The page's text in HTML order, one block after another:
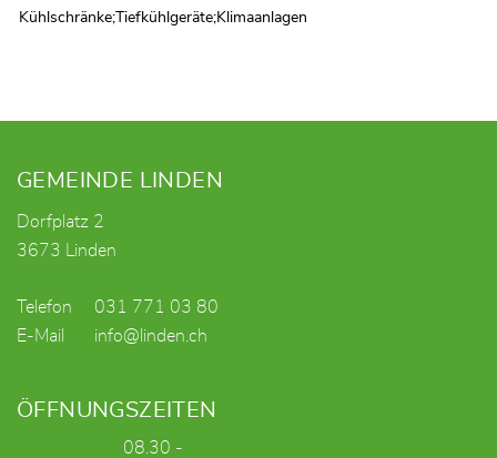
Kühlschränke;Tiefkühlgeräte;Klimaanlagen
Fusszeile
GEMEINDE LINDEN
Dorfplatz 2
3673 Linden
Telefon
031 771 03 80
E-Mail
info@linden.ch
ÖFFNUNGSZEITEN
08.30 -